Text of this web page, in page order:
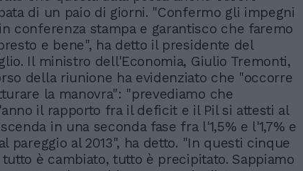
di un paio di giorni. "Confermo gli impegni
conferenza stampa e garantisco che faremo
e bene", ha detto il presidente del
Il ministro dell'Economia, Giulio Tremonti,
della riunione ha evidenziato che "occorre
la manovra": "prevediamo che
il rapporto fra il deficit e il Pil si attesti al
in una seconda fase fra l'1,5% e l'1,7% e
pareggio al 2013", ha detto. "In questi cinque
è cambiato, tutto è precipitato. Sappiamo